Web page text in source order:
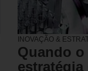
INOVAÇÃO &
Quando